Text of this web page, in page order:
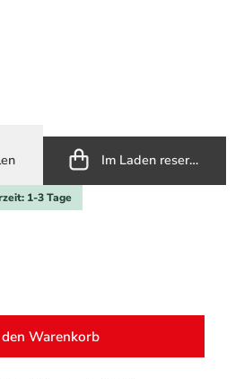
verfügbar.)
nicht verfügbar.)
Im Laden reservieren
1-3 Tage
Gib den gewünschten Wert
Warenkorb